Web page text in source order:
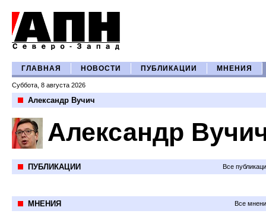
ГЛАВНАЯ НОВОСТИ ПУБЛИКАЦИИ МНЕНИЯ
Суббота, 8 августа 2026
Александр Вучич
Александр
ПУБЛИКАЦИИ Все
МНЕНИЯ Все